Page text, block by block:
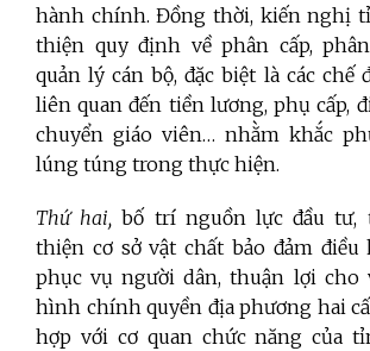
hành chính. Đồng thời, kiến nghị
thiện quy định về phân cấp,
quản lý cán bộ, đặc biệt là các chế
liên quan đến tiền lương, phụ cấp,
chuyển giáo viên… nhằm khắc
lúng túng trong thực hiện.
Thứ hai, bố trí nguồn lực đầu tư,
thiện cơ sở vật chất bảo đảm điều
phục vụ người dân, thuận lợi cho
hình chính quyền địa phương hai
hợp với cơ quan chức năng của